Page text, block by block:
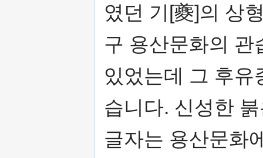
였던 기[夔]의 상
구 용산문화의 관
있었는데 그 후유
습니다. 신성한
글자는 용산문화